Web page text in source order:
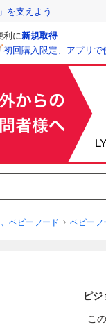
を支えよう
利に新規取得
初回購入限定、アプリで
、ベビーフード ベビーフ
ピジ
こ